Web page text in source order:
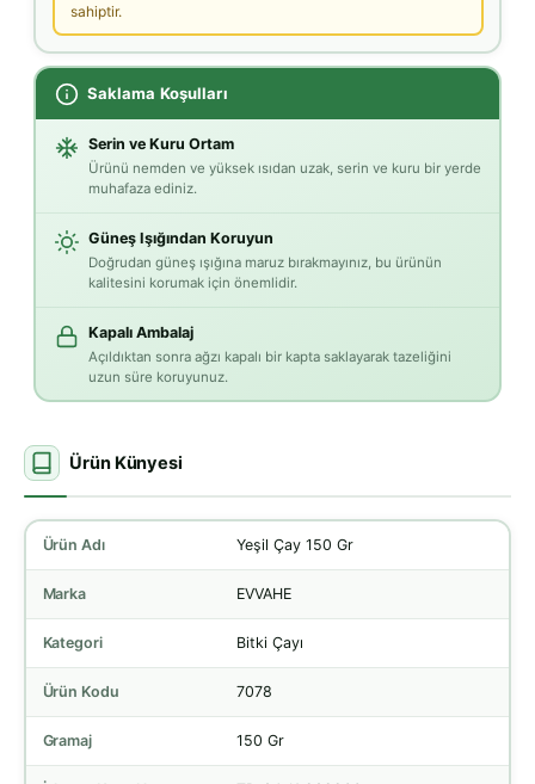
sahiptir.
Saklama Koşulları
Serin ve Kuru Ortam
Ürünü nemden ve yüksek ısıdan uzak, serin ve kuru bir yerde
muhafaza ediniz.
Güneş Işığından Koruyun
Doğrudan güneş ışığına maruz bırakmayınız, bu ürünün
kalitesini korumak için önemlidir.
Kapalı Ambalaj
Açıldıktan sonra ağzı kapalı bir kapta saklayarak tazeliğini
uzun süre koruyunuz.
Ürün Künyesi
Ürün Adı Yeşil Çay 150 Gr
Marka EVVAHE
Kategori Bitki Çayı
Ürün Kodu 7078
Gramaj 150 Gr